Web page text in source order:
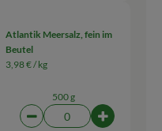
Atlantik Meersalz, fein im
Beutel
3,98 € /kg
500 g
Artikelanzahl